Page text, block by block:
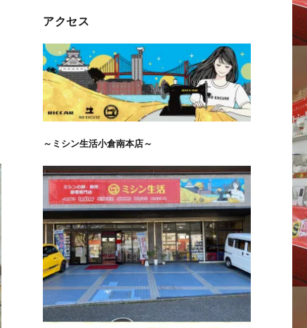
アクセス
～ミシン生活小倉南本店～